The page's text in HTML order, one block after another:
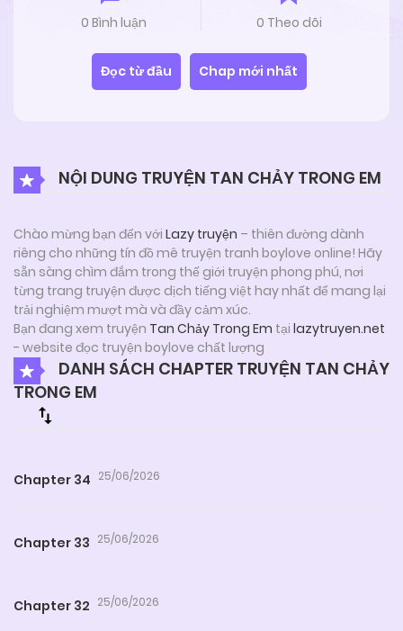
0 Bình luận 0 Theo dõi
Đọc từ đầu Chap mới nhất
NỘI DUNG TRUYỆN TAN CHẢY TRONG EM
Chào mừng bạn đến với Lazy truyện – thiên đường dành
riêng cho những tín đồ mê truyện tranh boylove online! Hãy
sẵn sàng chìm đắm trong thế giới truyện phong phú, nơi
từng trang truyện được dịch tiếng việt hay nhất để mang lại
trải nghiệm mượt mà và đầy cảm xúc.
Bạn đang xem truyện Tan Chảy Trong Em tại lazytruyen.net
- website đọc truyện boylove chất lượng
DANH SÁCH CHAPTER TRUYỆN TAN CHẢY
TRONG EM
Chapter 34 25/06/2026
Chapter 33 25/06/2026
Chapter 32 25/06/2026